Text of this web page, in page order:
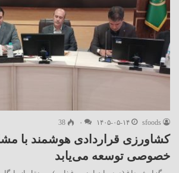
sfoods ۱۴۰۵-۰۵-۱۴ ۰ 38
کشاورزی قراردادی هوشمند با
خصوصی توسعه می‌یابد